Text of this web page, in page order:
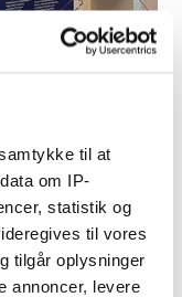
til at
om IP-
statistik og
til vores
tilgår oplysninger
annoncer, levere